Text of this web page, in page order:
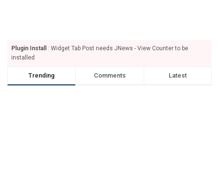
Plugin Install
: Widget Tab Post needs JNews - View Counter to be
installed
Trending Comments Latest